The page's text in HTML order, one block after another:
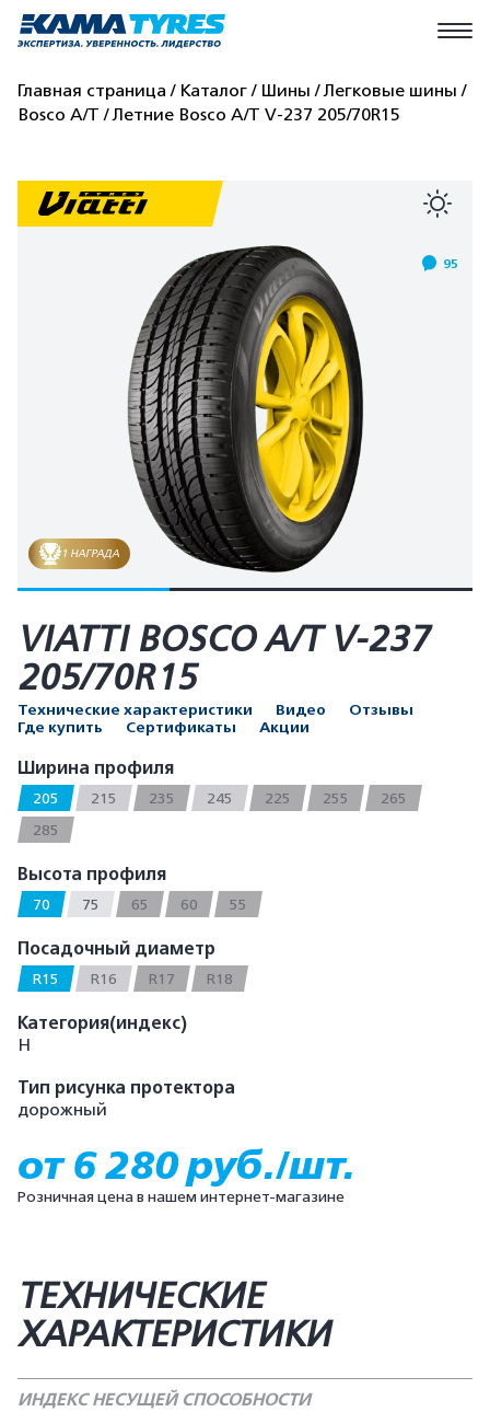
Главная страница Каталог Шины
Легковые шины
Bosco A/T
Летние Bosco A/T V-237 205/70R15
95
1 НАГРАДА
VIATTI BOSCO A/T V-237
205/70R15
Технические характеристики Видео
Отзывы
Где купить
Сертификаты Акции
Ширина профиля
205 215 235 245 225 255
265
285
Высота профиля
70 75 65 60 55
Посадочный диаметр
R15 R16 R17 R18
Категория(индекс)
H
Тип рисунка протектора
дорожный
от 6 280 руб./шт.
Розничная цена в нашем интернет-магазине
ТЕХНИЧЕСКИЕ
ХАРАКТЕРИСТИКИ
ИНДЕКС НЕСУЩЕЙ СПОСОБНОСТИ